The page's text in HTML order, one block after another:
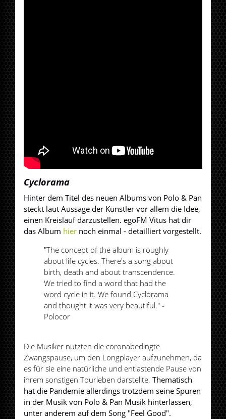
Cyclorama
Hinter dem Titel des neuen Albums von Polo & Pan
steckt laut Aussage der Künstler vor allem die Idee,
einen Kreislauf darzustellen. egoFM Vitus hat dir
das Album hier noch einmal - detailliert vorgestellt.
"The concept of the album is roughly
about life cycles. There's a song about
birth, death and about transcendence.
We tried to find a word that had the
word cycle in it. We found Cyclorama
and thought it was very beautiful." -
Polocor
Die Musiker nutzten die coronabedingte
Zwangspause, um den Longplayer aufzunehmen, da
es für sie eine natürliche und entlastende Pause von
ihrem sonstigen Tourleben darstellte.Thematisch
hat die Pandemie allerdings trotzdem seine Spuren
in der Musik von Polo & Pan Musik hinterlassen,
unter anderem auf dem Song "Feel Good".